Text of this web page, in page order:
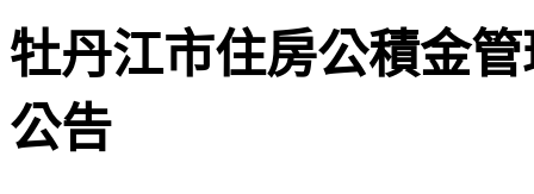
牡丹江市住房公積金
公告